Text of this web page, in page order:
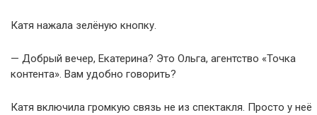
Катя нажала зелёную кнопку.
— Добрый вечер, Екатерина? Это Ольга, агентство «Точка
контента». Вам удобно говорить?
Катя включила громкую связь не из спектакля. Просто у неё